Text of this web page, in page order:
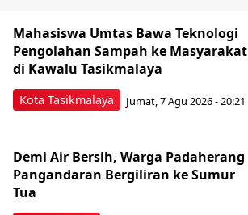
Kota Tasikmalaya
Mahasiswa Umtas Bawa Teknologi
Pengolahan Sampah ke Masyarakat
di Kawalu Tasikmalaya
Jumat, 7 Agu 2026 - 20:21
Demi Air Bersih, Warga Padaherang
Pangandaran Bergiliran ke Sumur
Tua